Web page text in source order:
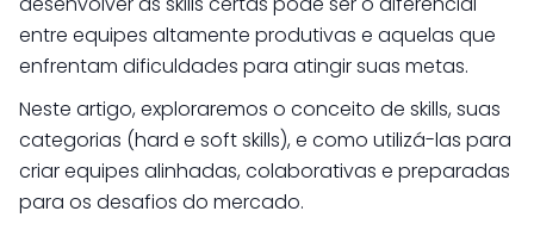
entre equipes altamente produtivas e aquelas que
enfrentam dificuldades para atingir suas metas.
Neste artigo, exploraremos o conceito de skills, suas
categorias (hard e soft skills), e como utilizá-las para
criar equipes alinhadas, colaborativas e preparadas
para os desafios do mercado.